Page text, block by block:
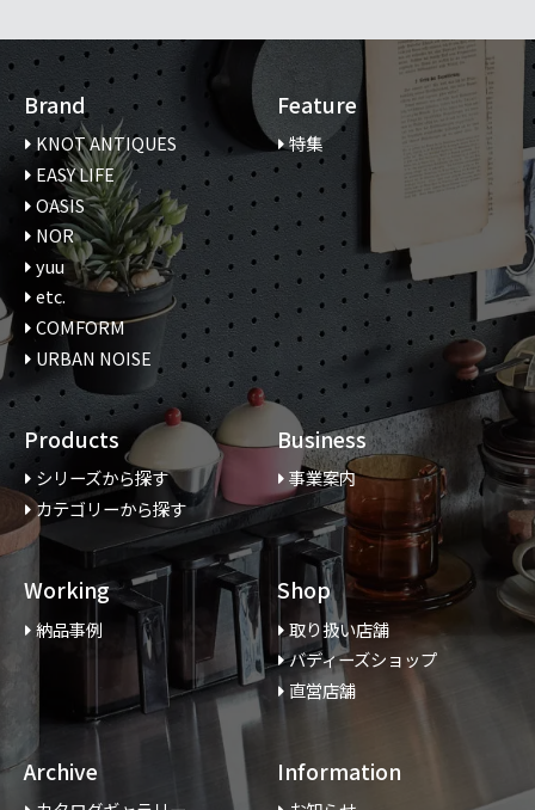
Brand
KNOT ANTIQUES
EASY LIFE
OASIS
NOR
yuu
etc.
COMFORM
URBAN NOISE
Feature
特集
Products
シリーズから探す
カテゴリーから探す
Business
事業案内
Working
納品事例
Shop
取り扱い店舗
バディーズショップ
直営店舗
Archive Information